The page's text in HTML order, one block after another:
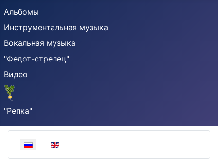
Альбомы
Инструментальная музыка
Вокальная музыка
"Федот-стрелец"
Видео
"Репка"
Выберите язык